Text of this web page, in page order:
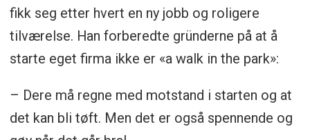
fikk seg etter hvert en ny jobb og roligere
tilværelse. Han forberedte gründerne på at å
starte eget firma ikke er «a walk in the park»:
– Dere må regne med motstand i starten og at
det kan bli tøft. Men det er også spennende og